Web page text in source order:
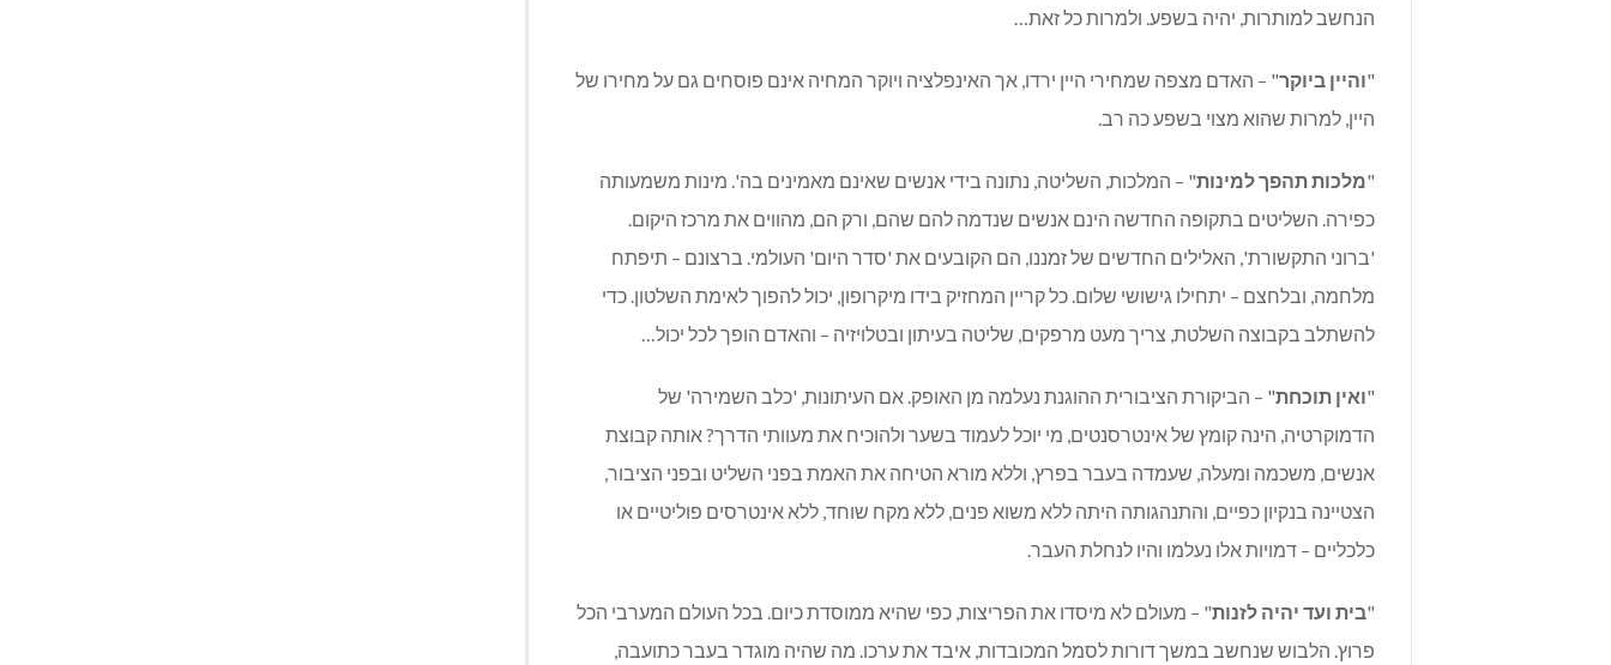
הנחשב למותרות, יהיה בשפע. ולמרות כל זאת…
"והיין ביוקר" – האדם מצפה שמחירי היין ירדו, אך האינפלציה ויוקר המחיה אינם פוסחים גם על מחירו של
היין, למרות שהוא מצוי בשפע כה רב.
"מלכות תהפך למינות" – המלכות, השליטה, נתונה בידי אנשים שאינם מאמינים בה'. מינות משמעותה
כפירה. השליטים בתקופה החדשה הינם אנשים שנדמה להם שהם, ורק הם, מהווים את מרכז היקום.
'ברוני התקשורת', האלילים החדשים של זמננו, הם הקובעים את 'סדר היום' העולמי. ברצונם – תיפתח
מלחמה, ובלחצם – יתחילו גישושי שלום. כל קריין המחזיק בידו מיקרופון, יכול להפוך לאימת השלטון. כדי
להשתלב בקבוצה השלטת, צריך מעט מרפקים, שליטה בעיתון ובטלויזיה – והאדם הופך לכל יכול…
"ואין תוכחת" – הביקורת הציבורית ההוגנת נעלמה מן האופק. אם העיתונות, 'כלב השמירה' של
הדמוקרטיה, הינה קומץ של אינטרסנטים, מי יוכל לעמוד בשער ולהוכיח את מעוותי הדרך? אותה קבוצת
אנשים, משכמה ומעלה, שעמדה בעבר בפרץ, וללא מורא הטיחה את האמת בפני השליט ובפני הציבור,
הצטיינה בנקיון כפיים, והתנהגותה היתה ללא משוא פנים, ללא מקח שוחד, ללא אינטרסים פוליטיים או
כלכליים – דמויות אלו נעלמו והיו לנחלת העבר.
"בית ועד יהיה לזנות" – מעולם לא מיסדו את הפריצות, כפי שהיא ממוסדת כיום. בכל העולם המערבי הכל
פרוץ. הלבוש שנחשב במשך דורות לסמל המכובדות, איבד את ערכו. מה שהיה מוגדר בעבר כתועבה,